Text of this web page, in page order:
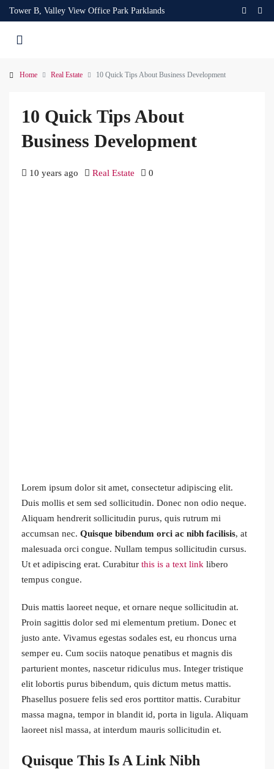
Tower B, Valley View Office Park Parklands
Home Real Estate 10 Quick Tips About Business Development
10 Quick Tips About
Business Development
10 years ago Real Estate 0
Lorem ipsum dolor sit amet, consectetur adipiscing elit.
Duis mollis et sem sed sollicitudin. Donec non odio neque.
Aliquam hendrerit sollicitudin purus, quis rutrum mi
accumsan nec. Quisque bibendum orci ac nibh facilisis, at
malesuada orci congue. Nullam tempus sollicitudin cursus.
Ut et adipiscing erat. Curabitur this is a text link libero
tempus congue.
Duis mattis laoreet neque, et ornare neque sollicitudin at.
Proin sagittis dolor sed mi elementum pretium. Donec et
justo ante. Vivamus egestas sodales est, eu rhoncus urna
semper eu. Cum sociis natoque penatibus et magnis dis
parturient montes, nascetur ridiculus mus. Integer tristique
elit lobortis purus bibendum, quis dictum metus mattis.
Phasellus posuere felis sed eros porttitor mattis. Curabitur
massa magna, tempor in blandit id, porta in ligula. Aliquam
laoreet nisl massa, at interdum mauris sollicitudin et.
Quisque This Is A Link Nibh